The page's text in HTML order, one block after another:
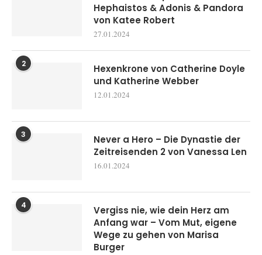
Hephaistos & Adonis & Pandora
von Katee Robert
27.01.2024
2
Hexenkrone von Catherine Doyle
und Katherine Webber
12.01.2024
3
Never a Hero – Die Dynastie der
Zeitreisenden 2 von Vanessa Len
16.01.2024
4
Vergiss nie, wie dein Herz am
Anfang war – Vom Mut, eigene
Wege zu gehen von Marisa
Burger